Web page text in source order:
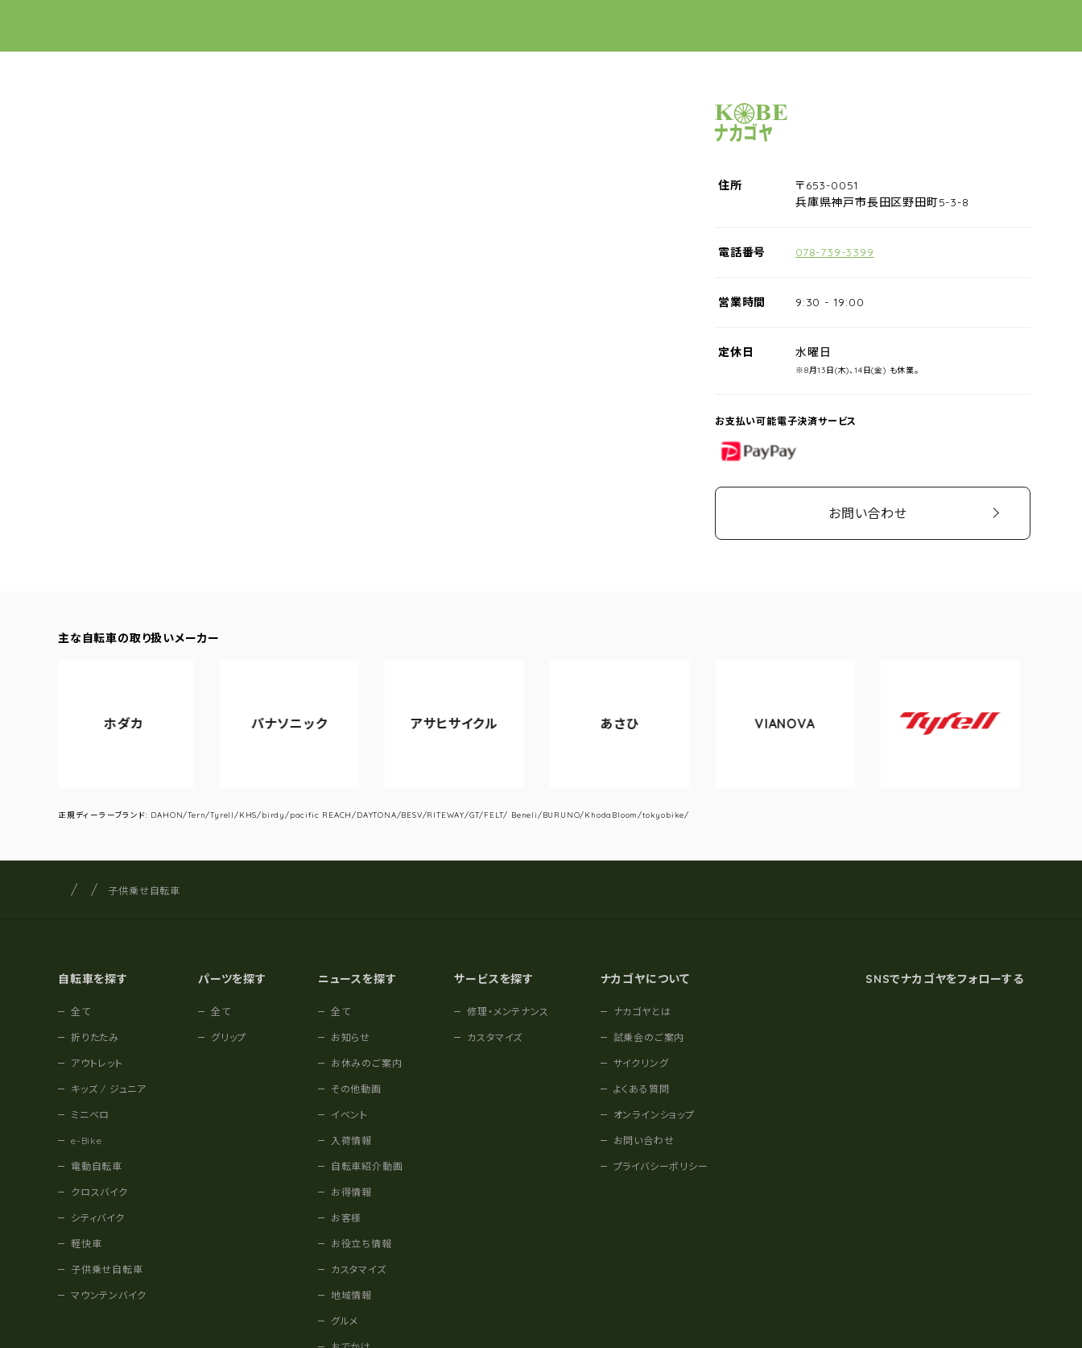
サイクルショップナカゴヤ
住所
〒653-0051
兵庫県神戸市長田区野田町5-3-8
電話番号 078-739-3399
営業時間 9:30 - 19:00
定休日 水曜日
※8月13日(木)、14日(金) も休業。
お支払い可能電子決済サービス
PayPay
お問い合わせ
主な自転車の取り扱いメーカー
パナソニック アサヒサイクル
Tyrell
正規ディーラーブランド: DAHON/Tern/Tyrell/KHS/birdy/pacific REACH/DAYTONA/BESV/RITEWAY/GT/FELT/ Beneli/BURUNO/KhodaBloom/tokyobike/
サイト内の現在地
サイクルショップナカゴヤ
子供乗せ自転車
自転車を探す
全て
折りたたみ
アウトレット
キッズ / ジュニア
ミニベロ
e-Bike
電動自転車
クロスバイク
シティバイク
軽快車
子供乗せ自転車
マウンテンバイク
パーツを探す
全て
グリップ
ニュースを探す
全て
お知らせ
お休みのご案内
その他動画
イベント
入荷情報
自転車紹介動画
お得情報
お客様
お役立ち情報
カスタマイズ
地域情報
グルメ
サービスを探す
修理・メンテナンス
カスタマイズ
ナカゴヤについて
ナカゴヤとは
試乗会のご案内
サイクリング
よくある質問
オンラインショップ
お問い合わせ
プライバシーポリシー
SNSでナカゴヤをフォローする